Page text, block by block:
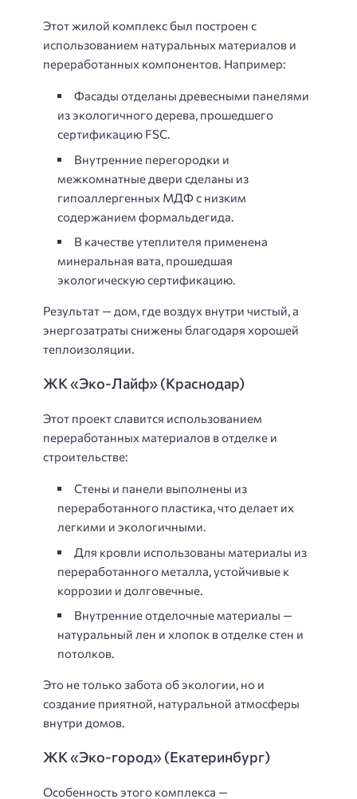
Этот жилой комплекс был построен с
использованием натуральных материалов и
переработанных компонентов. Например:
Фасады отделаны древесными панелями
из экологичного дерева, прошедшего
сертификацию FSC.
Внутренние перегородки и
межкомнатные двери сделаны из
гипоаллергенных МДФ с низким
содержанием формальдегида.
В качестве утеплителя применена
минеральная вата, прошедшая
экологическую сертификацию.
Результат — дом, где воздух внутри чистый, а
энергозатраты снижены благодаря хорошей
теплоизоляции.
ЖК «Эко-Лайф» (Краснодар)
Этот проект славится использованием
переработанных материалов в отделке и
строительстве:
Стены и панели выполнены из
переработанного пластика, что делает их
легкими и экологичными.
Для кровли использованы материалы из
переработанного металла, устойчивые к
коррозии и долговечные.
Внутренние отделочные материалы —
натуральный лен и хлопок в отделке стен и
потолков.
Это не только забота об экологии, но и
создание приятной, натуральной атмосферы
внутри домов.
ЖК «Эко-город» (Екатеринбург)
Особенность этого комплекса —